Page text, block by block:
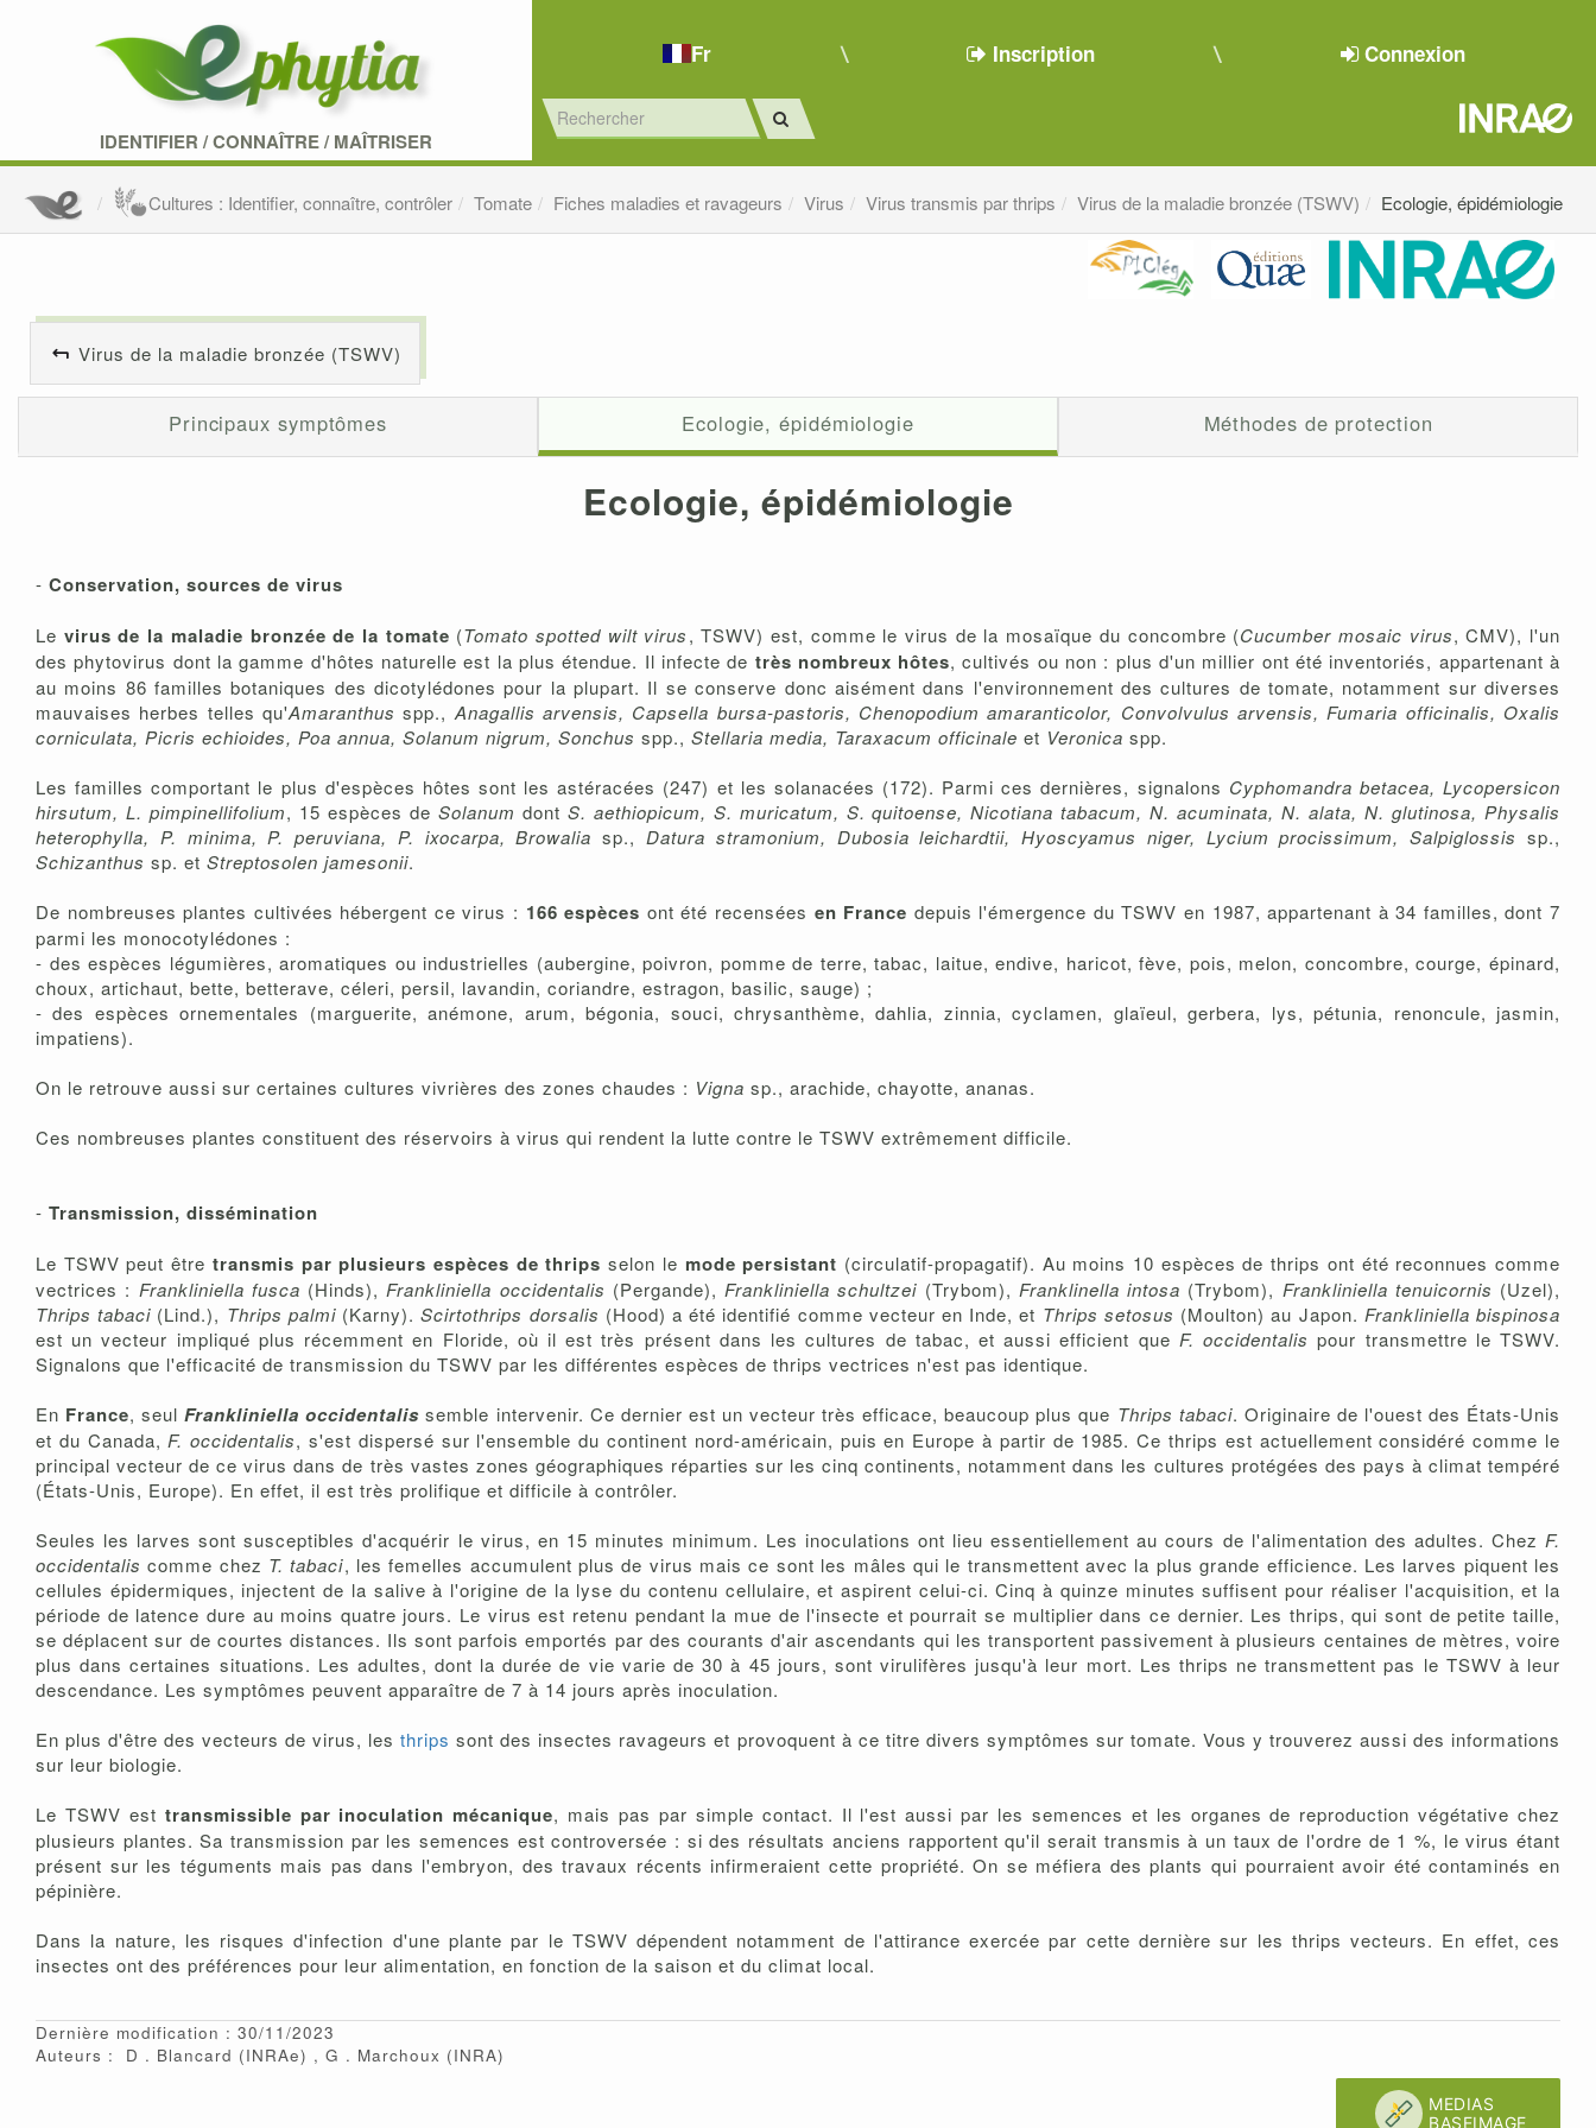
IDENTIFIER /CONNAÎTRE/MAÎTRISER
Fr Inscription Connexion
Cultures : Identifier, connaître, contrôler Tomate Fiches maladies et ravageurs Virus Virus transmis par thrips Virus de la maladie bronzée (TSWV) Ecologie, épidémiologie
Virus de la maladie bronzée (TSWV)
Principaux symptômes Ecologie, épidémiologie Méthodes de protection
Ecologie, épidémiologie
- Conservation, sources de virus
Le virus de la maladie bronzée de la tomate (Tomato spotted wilt virus, TSWV) est, comme le virus de la mosaïque du concombre (Cucumber mosaic virus, CMV), l'un
des phytovirus dont la gamme d'hôtes naturelle est la plus étendue. Il infecte de très nombreux hôtes, cultivés ou non : plus d'un millier ont été inventoriés, appartenant à
au moins 86 familles botaniques des dicotylédones pour la plupart. Il se conserve donc aisément dans l'environnement des cultures de tomate, notamment sur diverses
mauvaises herbes telles qu'Amaranthus spp.,Anagallis arvensis, Capsella bursa-pastoris, Chenopodium amaranticolor, Convolvulus arvensis, Fumaria officinalis, Oxalis
corniculata, Picris echioides, Poa annua, Solanum nigrum, Sonchus spp., Stellaria media, Taraxacum officinale et Veronica spp.
Les familles comportant le plus d'espèces hôtes sont les astéracées (247) et les solanacées (172). Parmi ces dernières, signalons Cyphomandra betacea, Lycopersicon
hirsutum, L. pimpinellifolium, 15 espèces de Solanum dont S. aethiopicum, S. muricatum, S. quitoense, Nicotiana tabacum, N. acuminata, N. alata, N. glutinosa, Physalis
heterophylla, P. minima, P. peruviana, P. ixocarpa, Browalia sp.,Datura stramonium, Dubosia leichardtii, Hyoscyamus niger, Lycium procissimum, Salpiglossis sp.,
Schizanthus sp. et Streptosolen jamesonii.
De nombreuses plantes cultivées hébergent ce virus : 166 espèces ont été recensées en France depuis l'émergence du TSWV en 1987, appartenant à 34 familles, dont 7
parmi les monocotylédones :
- des espèces légumières, aromatiques ou industrielles (aubergine, poivron, pomme de terre, tabac, laitue, endive, haricot, fève, pois, melon, concombre, courge, épinard,
choux, artichaut, bette, betterave, céleri, persil, lavandin, coriandre, estragon, basilic, sauge) ;
- des espèces ornementales (marguerite, anémone, arum, bégonia, souci, chrysanthème, dahlia, zinnia, cyclamen, glaïeul, gerbera, lys, pétunia, renoncule, jasmin,
impatiens).
On le retrouve aussi sur certaines cultures vivrières des zones chaudes : Vigna sp., arachide, chayotte, ananas.
Ces nombreuses plantes constituent des réservoirs à virus qui rendent la lutte contre le TSWV extrêmement difficile.
- Transmission, dissémination
Le TSWV peut être transmis par plusieurs espèces de thrips selon le mode persistant (circulatif-propagatif). Au moins 10 espèces de thrips ont été reconnues comme
vectrices : Frankliniella fusca (Hinds),Frankliniella occidentalis (Pergande), Frankliniella schultzei (Trybom), Franklinella intosa (Trybom), Frankliniella tenuicornis (Uzel),
Thrips tabaci (Lind.), Thrips palmi (Karny).Scirtothrips dorsalis (Hood) a été identifié comme vecteur en Inde, et Thrips setosus (Moulton) au Japon. Frankliniella bispinosa
est un vecteur impliqué plus récemment en Floride, où il est très présent dans les cultures de tabac, et aussi efficient que F. occidentalis pour transmettre le TSWV.
Signalons que l'efficacité de transmission du TSWV par les différentes espèces de thrips vectrices n'est pas identique.
En France, seulFrankliniella occidentalis semble intervenir. Ce dernier est un vecteur très efficace, beaucoup plus que Thrips tabaci. Originaire de l'ouest des États-Unis
et du Canada,F. occidentalis, s'est dispersé sur l'ensemble du continent nord-américain, puis en Europe à partir de 1985. Ce thrips est actuellement considéré comme le
principal vecteur de ce virus dans de très vastes zones géographiques réparties sur les cinq continents, notamment dans les cultures protégées des pays à climat tempéré
(États-Unis, Europe). En effet, il est très prolifique et difficile à contrôler.
Seules les larves sont susceptibles d'acquérir le virus, en 15 minutes minimum. Les inoculations ont lieu essentiellement au cours de l'alimentation des adultes. Chez F.
occidentalis comme chez T. tabaci, les femelles accumulent plus de virus mais ce sont les mâles qui le transmettent avec la plus grande efficience. Les larves piquent les
cellules épidermiques, injectent de la salive à l'origine de la lyse du contenu cellulaire, et aspirent celui-ci. Cinq à quinze minutes suffisent pour réaliser l'acquisition, et la
période de latence dure au moins quatre jours. Le virus est retenu pendant la mue de l'insecte et pourrait se multiplier dans ce dernier. Les thrips, qui sont de petite taille,
se déplacent sur de courtes distances. Ils sont parfois emportés par des courants d'air ascendants qui les transportent passivement à plusieurs centaines de mètres, voire
plus dans certaines situations. Les adultes, dont la durée de vie varie de 30 à 45 jours, sont virulifères jusqu'à leur mort. Les thrips ne transmettent pas le TSWV à leur
descendance. Les symptômes peuvent apparaître de 7 à 14 jours après inoculation.
En plus d'être des vecteurs de virus, lesthrips sont des insectes ravageurs et provoquent à ce titre divers symptômes sur tomate. Vous y trouverez aussi des informations
sur leur biologie.
Le TSWV est transmissible par inoculation mécanique, mais pas par simple contact. Il l'est aussi par les semences et les organes de reproduction végétative chez
plusieurs plantes. Sa transmission par les semences est controversée : si des résultats anciens rapportent qu'il serait transmis à un taux de l'ordre de 1 %, le virus étant
présent sur les téguments mais pas dans l'embryon, des travaux récents infirmeraient cette propriété. On se méfiera des plants qui pourraient avoir été contaminés en
pépinière.
Dans la nature, les risques d'infection d'une plante par le TSWV dépendent notamment de l'attirance exercée par cette dernière sur les thrips vecteurs. En effet, ces
insectes ont des préférences pour leur alimentation, en fonction de la saison et du climat local.
Dernière modification : 30/11/2023
Auteurs :
D Blancard (INRAe) G Marchoux (INRA)